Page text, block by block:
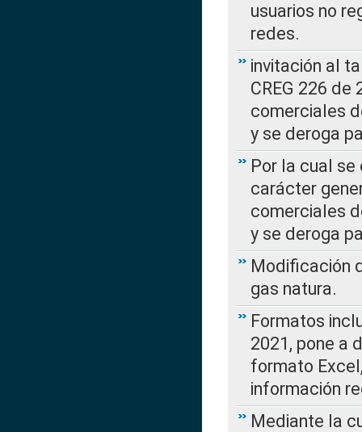
usuarios no
redes.
invitación al
CREG 226
comerciales
y se deroga
Por la cual
carácter
comerciales
y se deroga
Modificación
gas natura.
Formatos
2021, pone a
formato
información
Mediante la